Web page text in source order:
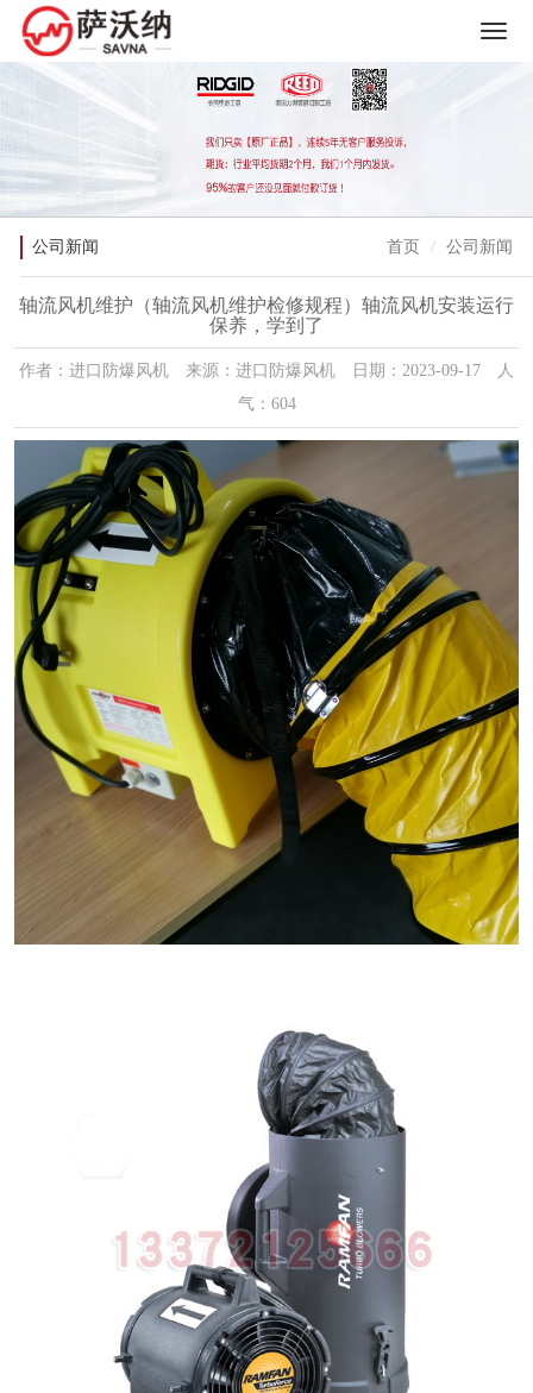
公司新闻 首页 公司新闻
轴流风机维护（轴流风机维护检修规程）轴流风机安装运行
保养，学到了
作者：进口防爆风机 来源：进口防爆风机 日期：2023-09-17 人
气：604